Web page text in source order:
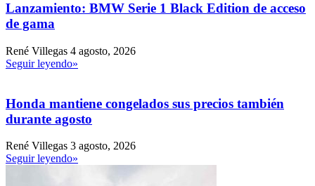
Lanzamiento: BMW Serie 1 Black Edition de acceso
de gama
René Villegas 4 agosto, 2026
Seguir leyendo»
Honda mantiene congelados sus precios también
durante agosto
René Villegas 3 agosto, 2026
Seguir leyendo»